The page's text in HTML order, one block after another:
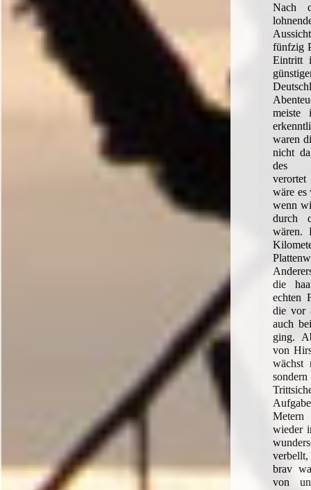
Nach
fünfzig
Eintritt
meiste
waren
nicht
des
verortet
wäre es
wenn
durch
wären.
die
echten
die vor
auch
ging.
von
wächst
Metern
wieder
brav
von